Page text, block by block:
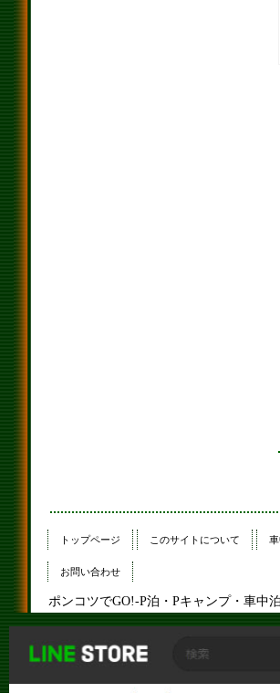
トップページ このサイトについて
お問い合わせ
ポンコツでGO!-P泊・Pキャンプ・車中